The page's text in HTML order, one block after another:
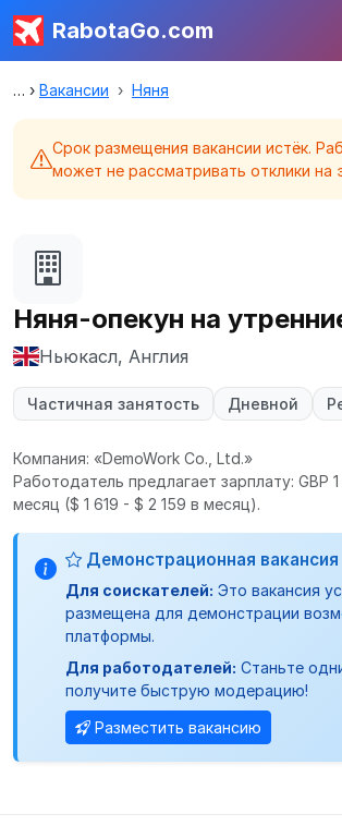
RabotaGo.com
Вакансии Няня
Срок размещения вакансии истёк.
может не рассматривать отклики на
Няня-опекун на
Ньюкасл, Англия
Частичная занятость Дневной
Компания: «DemoWork Co., Ltd.»
Работодатель предлагает зарплату: GBP
месяц ($ 1 619 - $ 2 159 в месяц).
Демонстрационная вакансия
Для соискателей: Это вакансия
размещена для демонстрации
платформы.
Для работодателей: Станьте
получите быструю модерацию!
Разместить вакансию